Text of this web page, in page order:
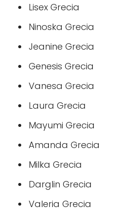
Lisex Grecia
Ninoska Grecia
Jeanine Grecia
Genesis Grecia
Vanesa Grecia
Laura Grecia
Mayumi Grecia
Amanda Grecia
Milka Grecia
Darglin Grecia
Valeria Grecia